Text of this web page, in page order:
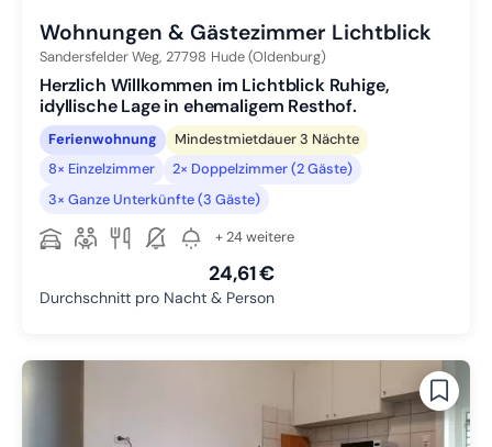
Wohnungen & Gästezimmer Lichtblick
Sandersfelder Weg, 27798 Hude (Oldenburg)
Herzlich Willkommen im Lichtblick Ruhige,
idyllische Lage in ehemaligem Resthof.
Ferienwohnung
Mindestmietdauer 3 Nächte
8× Einzelzimmer
2× Doppelzimmer (2 Gäste)
3× Ganze Unterkünfte (3 Gäste)
+ 24 weitere
24,61 €
Durchschnitt pro Nacht & Person